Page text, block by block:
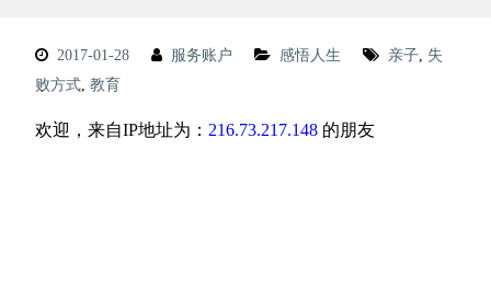
2017-01-28 服务账户 感悟人生 亲子, 失
败方式, 教育
欢迎，来自IP地址为： 216.73.217.148的朋友